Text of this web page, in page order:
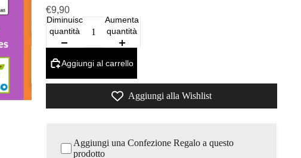
€9,90
Diminuisci
quantità
Aumenta
quantità
Aggiungi al carrello
Aggiungi alla Wishlist
Aggiungi una Confezione Regalo a questo
prodotto